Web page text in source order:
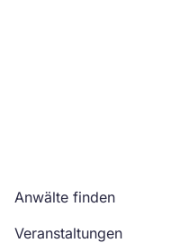
Anwälte finden
Veranstaltungen